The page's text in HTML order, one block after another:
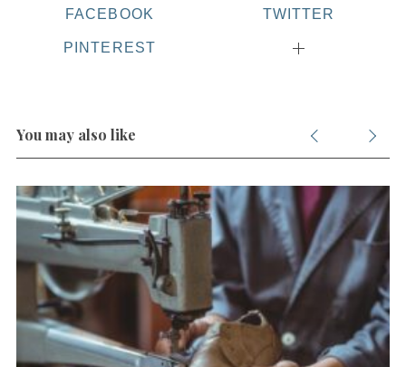
FACEBOOK TWITTER
PINTEREST
You may also like
S
a
r
c